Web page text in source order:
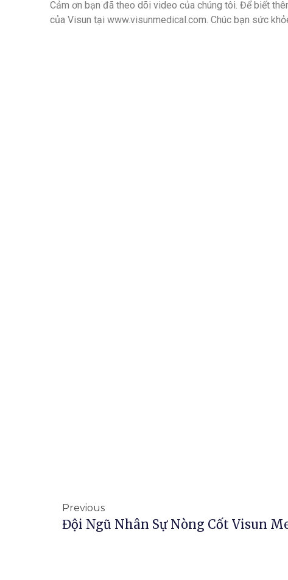
Cảm ơn bạn đã theo dõi video của chúng tôi. Để biết
của Visun tại www.visunmedical.com. Chúc bạn sức
Previous
Đội Ngũ Nhân Sự Nòng Cốt Visun